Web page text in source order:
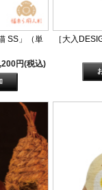
SS」（単
円(税込)
［大入